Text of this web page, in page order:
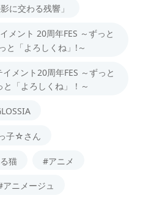
に交わる残響」
メント 20周年FES ～ずっと
と「よろしくね」!～
メント20周年FES ～ずっと
と「よろしくね」！～
子☆さん
猫 #アニメ
アニメージュ